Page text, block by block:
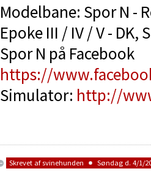
Modelbane: Spor N -
Epoke III / IV / V - DK,
Spor N på Facebook
https://
Simulator: http://
Skrevet af svinehunden Søndag d. 4/1/